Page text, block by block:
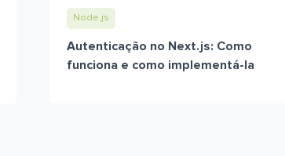
Node.js
Autenticação no Next.js: Como
funciona e como implementá-la